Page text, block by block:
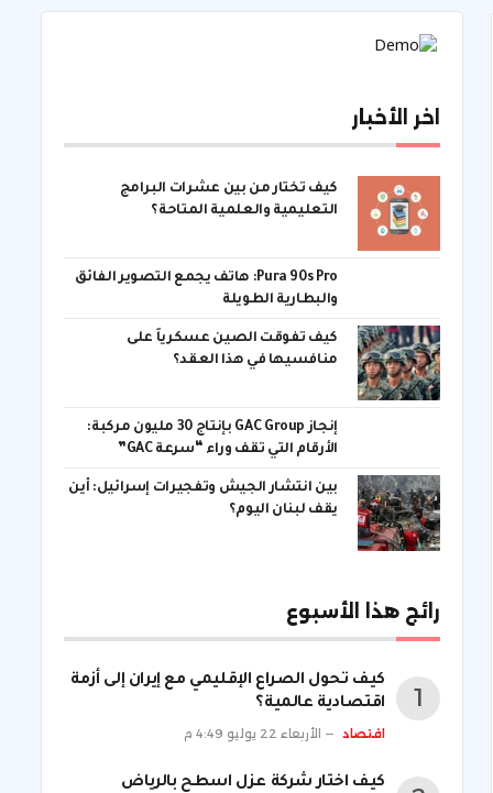
اخر الأخبار
كيف تختار من بين عشرات البرامج
التعليمية والعلمية المتاحة؟
Pura 90s Pro: هاتف يجمع التصوير الفائق
والبطارية الطويلة
كيف تفوقت الصين عسكرياً على
منافسيها في هذا العقد؟
إنجاز GAC Group بإنتاج 30 مليون مركبة:
الأرقام التي تقف وراء “سرعة GAC”
بين انتشار الجيش وتفجيرات إسرائيل: أين
يقف لبنان اليوم؟
رائج هذا الأسبوع
كيف تحول الصراع الإقليمي مع إيران إلى أزمة
اقتصادية عالمية؟
اقتصاد الأربعاء 22 يوليو 4:49 م
كيف اختار شركة عزل اسطح بالرياض